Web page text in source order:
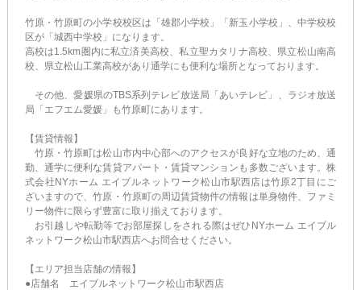
竹原・竹原町の小学校校区は「雄郡小学校」「新玉小学校」、中学校校
区が「城西中学校」になります。
高校は1.5km圏内に私立済美高校、私立聖カタリナ高校、県立松山南高
校、県立松山工業高校があり通学にも便利な場所となっております。
その他、愛媛県のTBS系列テレビ放送局「あいテレビ」、ラジオ放送
局「エフエム愛媛」も竹原町にあります。
【賃貸情報】
竹原・竹原町は松山市内中心部へのアクセスが良好な立地のため、通
勤、通学に便利な賃貸アパート・賃貸マンションも多数ございます。株
式会社NYホーム エイブルネットワーク松山市駅西店は竹原2丁目にご
ざいますので、竹原・竹原町の周辺賃貸物件の情報は単身物件、ファミ
リー物件に限らず豊富に取り揃えております。
お引越しや転勤等でお部屋探しをされる際はぜひNYホーム エイブル
ネットワーク松山市駅西店へお問合せください。
【エリア担当店舗の情報】
●店舗名 エイブルネットワーク松山市駅西店